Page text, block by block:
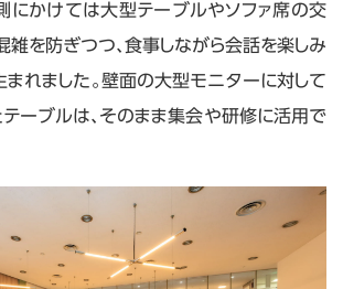
にかけては大型テーブルやソファ席の交
雑を防ぎつつ、食事しながら会話を楽しみ
れました。壁面の大型モニターに対して
ーブルは、そのまま集会や研修に活用で